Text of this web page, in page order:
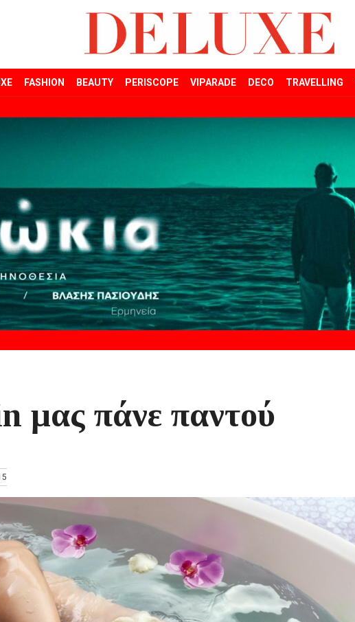
FASHION BEAUTY PERISCOPE VIPARADE DECO TRAVELLING
μας πάνε παντού